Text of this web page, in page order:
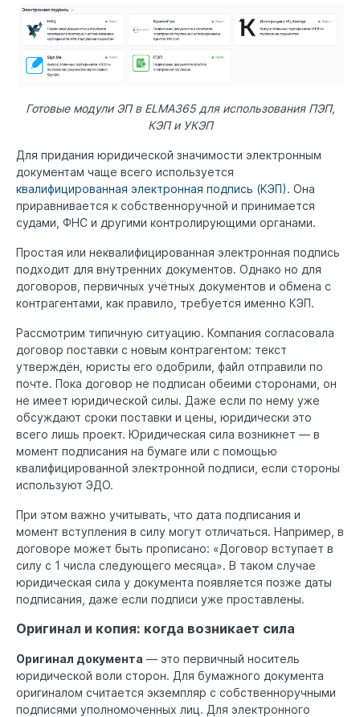
Готовые модули ЭП в ELMA365 для использования ПЭП,
КЭП и УКЭП
Для придания юридической значимости электронным
документам чаще всего используется
квалифицированная электронная подпись (КЭП). Она
приравнивается к собственноручной и принимается
судами, ФНС и другими контролирующими органами.
Простая или неквалифицированная электронная подпись
подходит для внутренних документов. Однако но для
договоров, первичных учётных документов и обмена с
контрагентами, как правило, требуется именно КЭП.
Рассмотрим типичную ситуацию. Компания согласовала
договор поставки с новым контрагентом: текст
утверждён, юристы его одобрили, файл отправили по
почте. Пока договор не подписан обеими сторонами, он
не имеет юридической силы. Даже если по нему уже
обсуждают сроки поставки и цены, юридически это
всего лишь проект. Юридическая сила возникнет — в
момент подписания на бумаге или с помощью
квалифицированной электронной подписи, если стороны
используют ЭДО.
При этом важно учитывать, что дата подписания и
момент вступления в силу могут отличаться. Например, в
договоре может быть прописано: «Договор вступает в
силу с 1 числа следующего месяца». В таком случае
юридическая сила у документа появляется позже даты
подписания, даже если подписи уже проставлены.
Оригинал и копия: когда возникает сила
Оригинал документа — это первичный носитель
юридической воли сторон. Для бумажного документа
оригиналом считается экземпляр с собственноручными
подписями уполномоченных лиц. Для электронного